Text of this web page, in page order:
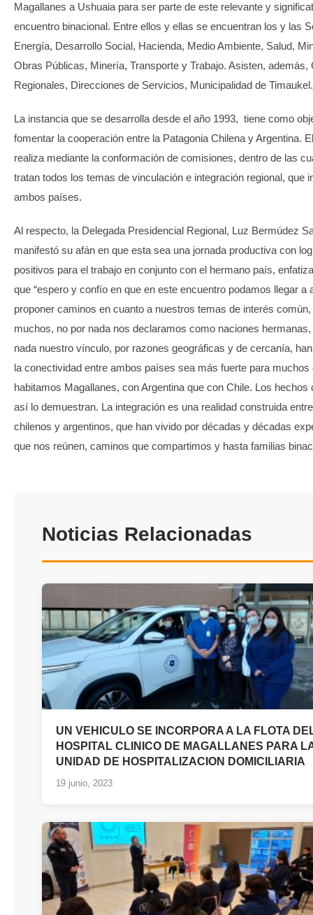
Magallanes a Ushuaia para ser parte de este relevante y
encuentro binacional. Entre ellos y ellas se encuentran los y las
Energía, Desarrollo Social, Hacienda, Medio Ambiente, Salud,
Obras Públicas, Minería, Transporte y Trabajo. Asisten, además,
Regionales, Direcciones de Servicios, Municipalidad de Timaukel.
La instancia que se desarrolla desde el año 1993, tiene como
fomentar la cooperación entre la Patagonia Chilena y Argentina.
realiza mediante la conformación de comisiones, dentro de las
tratan todos los temas de vinculación e integración regional, que
ambos países.
Al respecto, la Delegada Presidencial Regional, Luz Bermúdez
manifestó su afán en que esta sea una jornada productiva con
positivos para el trabajo en conjunto con el hermano país,
que “espero y confío en que en este encuentro podamos llegar a
proponer caminos en cuanto a nuestros temas de interés
muchos, no por nada nos declaramos como naciones
nada nuestro vínculo, por razones geográficas y de cercanía,
la conectividad entre ambos países sea más fuerte para muchos
habitamos Magallanes, con Argentina que con Chile. Los hechos
así lo demuestran. La integración es una realidad construida
chilenos y argentinos, que han vivido por décadas y décadas
que nos reúnen, caminos que compartimos y hasta familias
Noticias Relacionadas
UN VEHICULO SE INCORPORA A LA FLOTA
HOSPITAL CLINICO DE MAGALLANES PARA
UNIDAD DE HOSPITALIZACION DOMICILIARIA
19 junio, 2023